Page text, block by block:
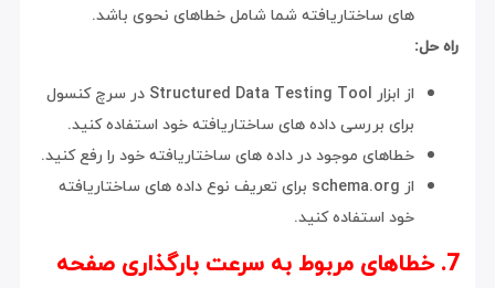
های ساختاریافته شما شامل خطاهای نحوی باشد.
راه حل:
از ابزار Structured Data Testing Tool در سرچ کنسول
برای بررسی داده های ساختاریافته خود استفاده کنید.
خطاهای موجود در داده های ساختاریافته خود را رفع کنید.
از schema.org برای تعریف نوع داده های ساختاریافته
خود استفاده کنید.
7. خطاهای مربوط به سرعت بارگذاری صفحه